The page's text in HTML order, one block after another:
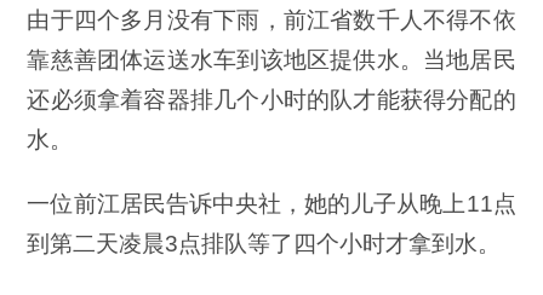
由于四个多月没有下雨，前江省数千人不得不依
靠慈善团体运送水车到该地区提供水。当地居民
还必须拿着容器排几个小时的队才能获得分配的
水。
一位前江居民告诉中央社，她的儿子从晚上11点
到第二天凌晨3点排队等了四个小时才拿到水。